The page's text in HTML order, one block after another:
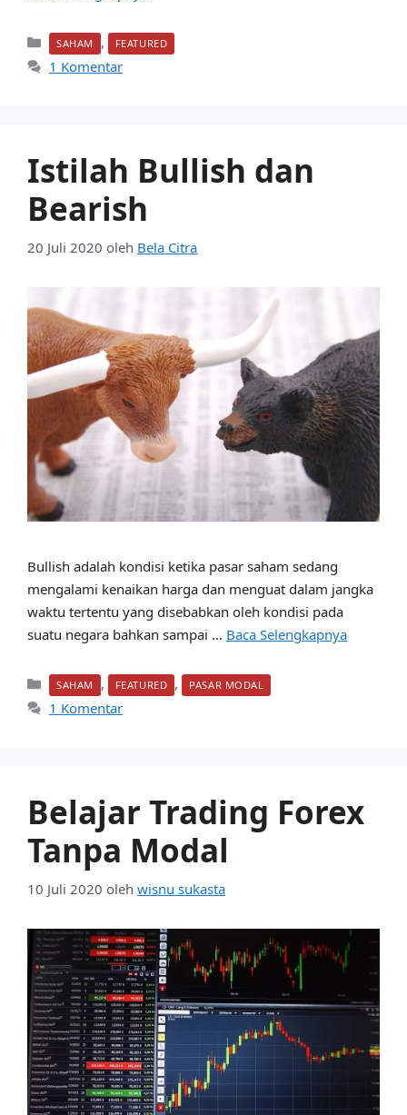
Kategori
SAHAM , FEATURED
1 Komentar
Istilah Bullish dan
Bearish
20 Juli 2020 oleh Bela Citra
Bullish adalah kondisi ketika pasar saham sedang
mengalami kenaikan harga dan menguat dalam jangka
waktu tertentu yang disebabkan oleh kondisi pada
suatu negara bahkan sampai … Baca Selengkapnya
Kategori
SAHAM , FEATURED , PASAR MODAL
1 Komentar
Belajar Trading Forex
Tanpa Modal
10 Juli 2020 oleh wisnu sukasta